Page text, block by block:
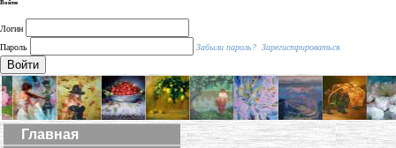
Войти
Логин
Пароль
Забыли пароль? Зарегистрироваться
Войти
Главная